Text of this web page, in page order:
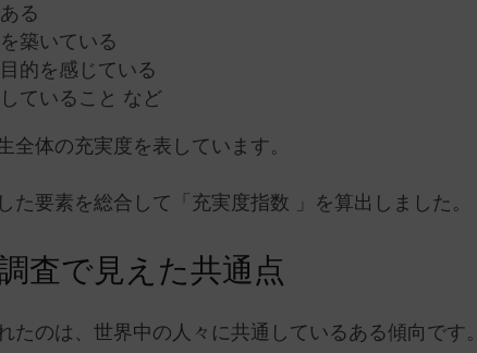
る
築いている
的を感じている
ていること など
全体の充実度を表しています。
た要素を総合して「充実度指数 」を算出しました。
査で見えた共通点
たのは、世界中の人々に共通しているある傾向です。